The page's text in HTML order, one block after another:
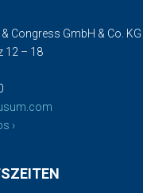
Congress GmbH & Co. KG
12 – 18
›